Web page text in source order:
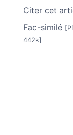
Citer cet
Fac-similé
442k]